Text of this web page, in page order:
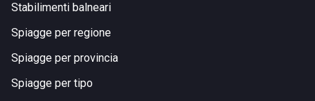
Stabilimenti balneari
Spiagge per regione
Spiagge per provincia
Spiagge per tipo